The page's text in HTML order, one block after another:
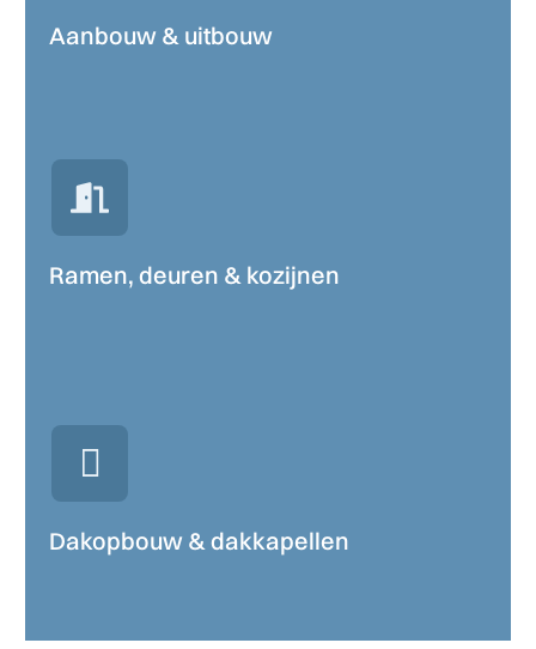
Aanbouw & uitbouw
Ramen, deuren & kozijnen
Dakopbouw & dakkapellen